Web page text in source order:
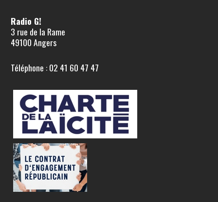
Radio G!
3 rue de la Rame
49100 Angers
Téléphone : 02 41 60 47 47